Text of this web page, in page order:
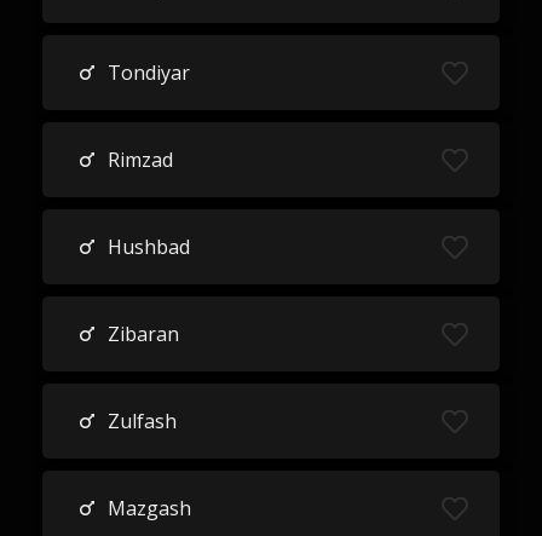
Tondiyar
Rimzad
Hushbad
Zibaran
Zulfash
Mazgash